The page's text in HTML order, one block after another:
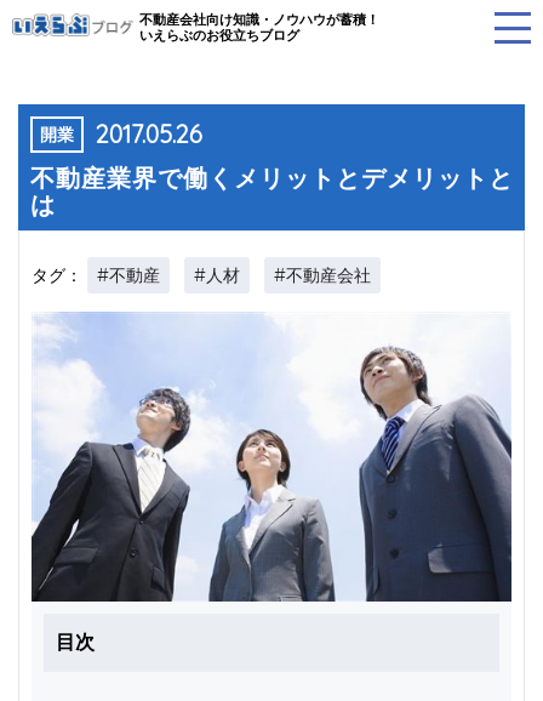
不動産会社向け知識・ノウハウが蓄積！
いえらぶのお役立ちブログ
開業 2017.05.26
不動産業界で働くメリットとデメリットと
は
タグ： #不動産 #人材 #不動産会社
目次